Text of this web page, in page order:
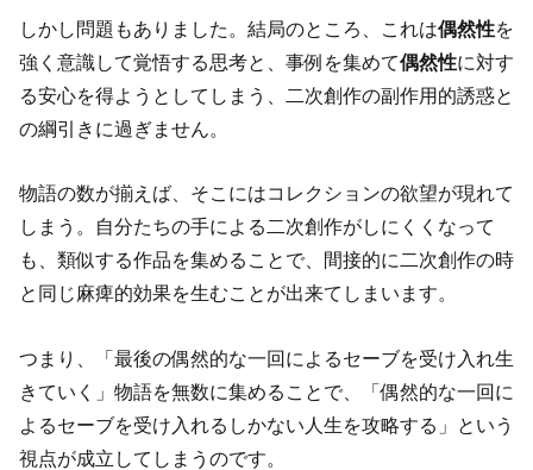
しかし問題もありました。結局のところ、これは偶然性を
強く意識して覚悟する思考と、事例を集めて偶然性に対す
る安心を得ようとしてしまう、二次創作の副作用的誘惑と
の綱引きに過ぎません。
物語の数が揃えば、そこにはコレクションの欲望が現れて
しまう。自分たちの手による二次創作がしにくくなって
も、類似する作品を集めることで、間接的に二次創作の時
と同じ麻痺的効果を生むことが出来てしまいます。
つまり、「最後の偶然的な一回によるセーブを受け入れ生
きていく」物語を無数に集めることで、「偶然的な一回に
よるセーブを受け入れるしかない人生を攻略する」という
視点が成立してしまうのです。